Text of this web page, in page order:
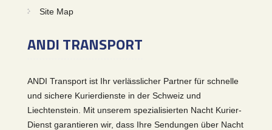
Site Map
ANDI TRANSPORT
ANDI Transport ist Ihr verlässlicher Partner für schnelle
und sichere Kurierdienste in der Schweiz und
Liechtenstein. Mit unserem spezialisierten Nacht Kurier-
Dienst garantieren wir, dass Ihre Sendungen über Nacht